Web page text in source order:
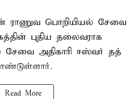
ராணுவ பொறியியல் சேவை
புதிய தலைவராக
சேவை அதிகாரி ஈஸ்வர் தத்
Read More